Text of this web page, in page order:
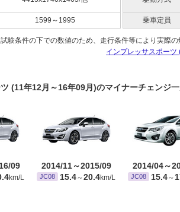
1599～1995 乗車定員
験条件の下での数値のため、走行条件等により実際の
インプレッサスポー
(11年12月～16年09月)のマイナーチェンジ
09
km/L
2014/11～2015/09
JC08 15.4～20.4km/L
2014/04～
JC08 15.4～